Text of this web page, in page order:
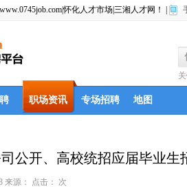
怀化人才市场|三湘人才网！ |
职场资讯 专场招聘 地图
公开、高校统招应届毕业生
来源： 点击： 次